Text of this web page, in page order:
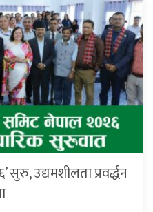
सुरु, उद्यमशीलता प्रवर्द्धन